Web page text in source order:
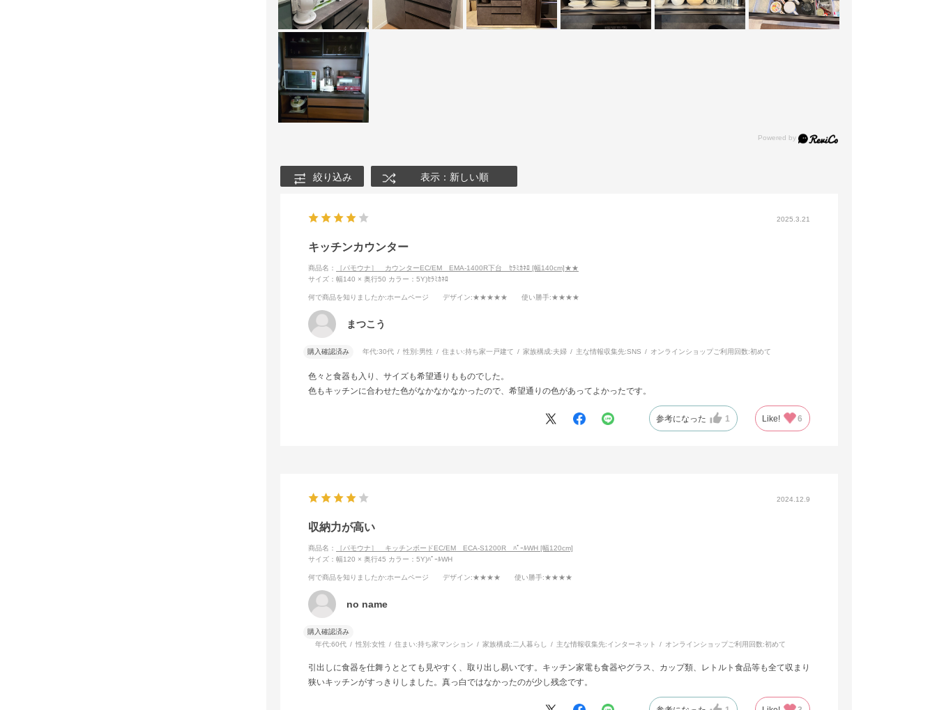
絞り込み 表示：新しい順
2025.3.21
キッチンカウンター
商品名：
［パモウナ］ カウンターEC/EM EMA-1400R下台 ｾﾗﾐｶﾈﾛ [幅140cm]★★
サイズ：幅140 × 奥行50 カラー：5Y)ｾﾗﾐｶﾈﾛ
何で商品を知りましたか:ホームページ デザイン:★★★★★ 使い勝手:★★★★
まつこう
購入確認済み 年代:30代 性別:男性 住まい:持ち家一戸建て 家族構成:夫婦 主な情報収集先:SNS オンラインショップご利用回数:初めて
色々と食器も入り、サイズも希望通りもものでした。
色もキッチンに合わせた色がなかなかなかったので、希望通りの色があってよかったです。
参考になった 1 Like! 6
2024.12.9
収納力が高い
商品名：
［パモウナ］ キッチンボードEC/EM ECA-S1200R ﾊﾟｰﾙWH [幅120cm]
サイズ：幅120 × 奥行45 カラー：5Y)ﾊﾟｰﾙWH
何で商品を知りましたか:ホームページ デザイン:★★★★ 使い勝手:★★★★
no name
購入確認済み
年代:60代 性別:女性 住まい:持ち家マンション 家族構成:二人暮らし 主な情報収集先:インターネット オンラインショップご利用回数:初めて
引出しに食器を仕舞うととても見やすく、取り出し易いです。キッチン家電も食器やグラス、カップ類、レトルト食品等も全て収まり
狭いキッチンがすっきりしました。真っ白ではなかったのが少し残念です。